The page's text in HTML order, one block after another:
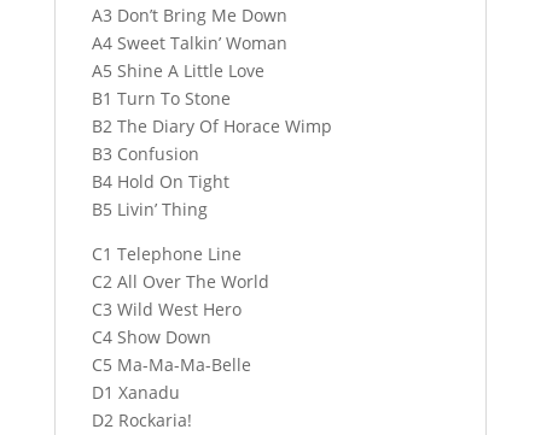
A3 Don’t Bring Me Down
A4 Sweet Talkin’ Woman
A5 Shine A Little Love
B1 Turn To Stone
B2 The Diary Of Horace Wimp
B3 Confusion
B4 Hold On Tight
B5 Livin’ Thing
C1 Telephone Line
C2 All Over The World
C3 Wild West Hero
C4 Show Down
C5 Ma-Ma-Ma-Belle
D1 Xanadu
D2 Rockaria!